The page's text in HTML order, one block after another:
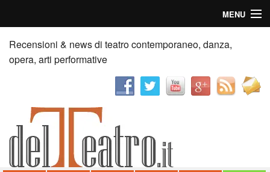
MENU
Home
Recensioni
News
Palazzi consiglia
Recensioni & news di teatro contemporaneo, danza,
opera, arti performative